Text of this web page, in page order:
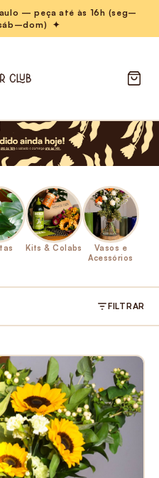
— peça até às 16h (seg–
✦
Kits & Colabs
Vasos e
Acessórios
FILTRAR